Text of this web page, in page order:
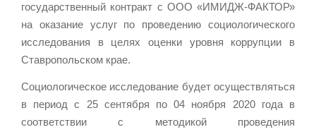
государственный контракт с ООО «ИМИДЖ-ФАКТОР»
на оказание услуг по проведению социологического
исследования в целях оценки уровня коррупции в
Ставропольском крае.
Социологическое исследование будет осуществляться
в период с 25 сентября по 04 ноября 2020 года в
соответствии с методикой проведения